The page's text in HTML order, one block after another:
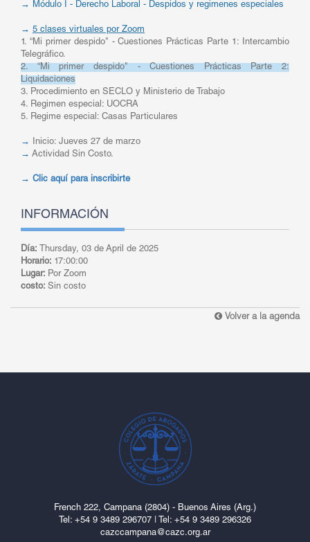
→ Módulo I - Derecho Laboral - Despidos y regimenes especiales
→ 5 clases virtuales por Zoom
1. “Mi primer despido" - Cuestiones Prácticas Parte 1: Intercambio
Telegráfico.
2. “Mi primer despido" - Cuestiones Prácticas Parte 2:
Liquidaciones
3. Procedimiento en SECLO y Ministerio de Trabajo
4. Regimen especial: UOCRA
5. Regime especial: Casas Particulares
→ Inicio: Jueves 27 de marzo
→ Actividad Sin Costo.
→ Clic aquí para inscribirte
INFORMACIÓN
Día: Thursday, 03 de April de 2025
Horario: 17:00:00
Lugar: Por Zoom
costo: Sin costo
Volver a la agenda
French 222, Campana (2804) - Buenos Aires (Arg.)
Tel: ‎+54 9 3489 296707 | Tel: +54 9 3489 296326
cazccampana@cazc.org.ar